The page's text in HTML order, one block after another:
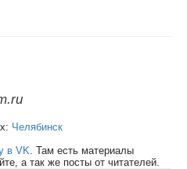
Челябинск
в VK. Там есть материалы
а так же посты от читателей.